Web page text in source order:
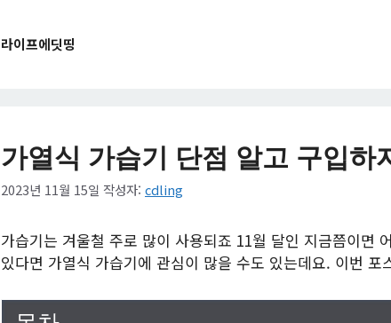
라이프에딧띵
가열식 가습기 단점 알고 구입하
2023년 11월 15일 작성자: cdling
가습기는 겨울철 주로 많이 사용되죠 11월 달인 지금쯤이면
있다면 가열식 가습기에 관심이 많을 수도 있는데요. 이번